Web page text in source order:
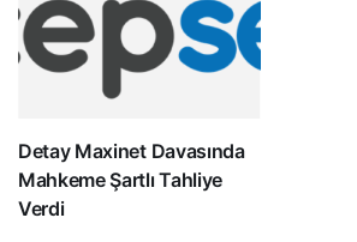
Detay Maxinet Davasında
Mahkeme Şartlı Tahliye
Verdi